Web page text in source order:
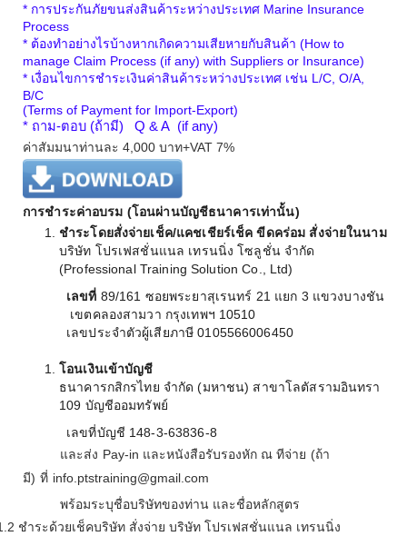
* การประกันภัยขนส่งสินค้าระหว่างประเทศ Marine Insurance
Process
* ต้องทำอย่างไรบ้างหากเกิดความเสียหายกับสินค้า (How to
manage Claim Process (if any) with Suppliers or Insurance)
* เงื่อนไขการชำระเงินค่าสินค้าระหว่างประเทศ เช่น L/C, O/A,
B/C
(Terms of Payment for Import-Export)
* ถาม-ตอบ (ถ้ามี) Q & A (if any)
ค่าสัมมนาท่านละ 4,000 บาท+VAT 7%
การชำระค่าอบรม (โอนผ่านบัญชีธนาคารเท่านั้น)
ชำระโดยสั่งจ่ายเช็ค/แคชเชียร์เช็ค ขีดคร่อม สั่งจ่ายในนาม
บริษัท โปรเฟสชั่นแนล เทรนนิ่ง โซลูชั่น จำกัด
(Professional Training Solution Co., Ltd)
เลขที่ 89/161 ซอยพระยาสุเรนทร์ 21 แยก 3 แขวงบางชัน
เขตคลองสามวา กรุงเทพฯ 10510
เลขประจำตัวผู้เสียภาษี0105566006450
โอนเงินเข้าบัญชี
ธนาคารกสิกรไทย จำกัด (มหาชน) สาขาโลตัสรามอินทรา
109 บัญชีออมทรัพย์
เลขที่บัญชี 148-3-63836-8
และส่ง Pay-in และหนังสือรับรองหัก ณ ทีจ่าย (ถ้า
มี) ที่ info.ptstraining@gmail.com
พร้อมระบุชื่อบริษัทของท่าน และชื่อหลักสูตร
ชำระด้วยเช็คบริษัท สั่งจ่าย บริษัท โปรเฟสชั่นแนล เทรนนิ่ง